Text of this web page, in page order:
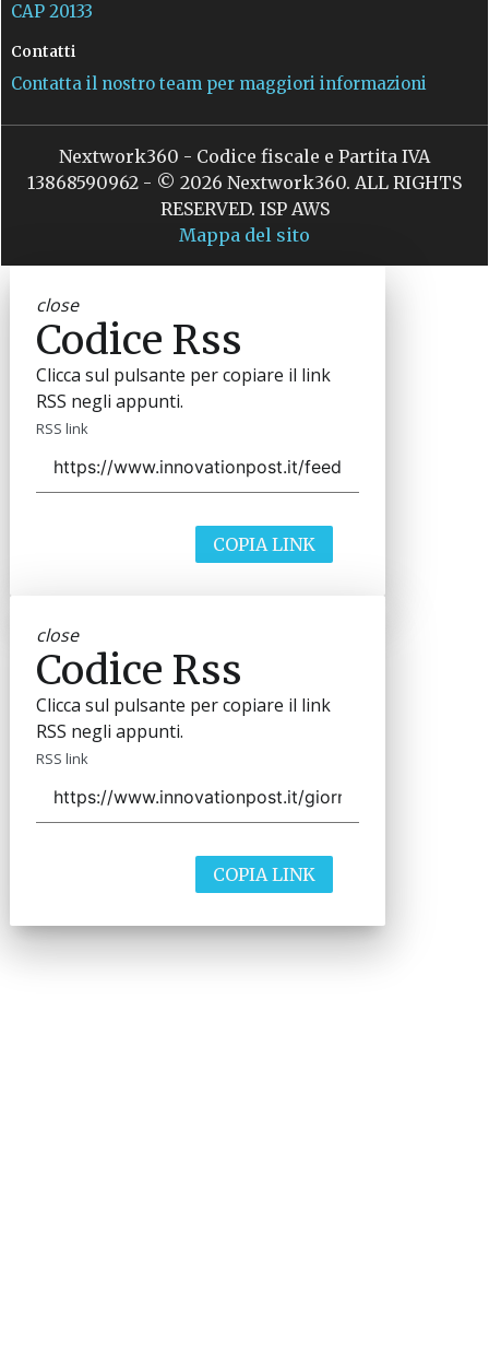
CAP 20133
Contatti
Contatta il nostro team per maggiori informazioni
Nextwork360 - Codice fiscale e Partita IVA
13868590962 - © 2026 Nextwork360. ALL RIGHTS
RESERVED. ISP AWS
Mappa del sito
close
Codice Rss
Clicca sul pulsante per copiare il link
RSS negli appunti.
RSS link
COPIA LINK
close
Codice Rss
Clicca sul pulsante per copiare il link
RSS negli appunti.
RSS link
COPIA LINK